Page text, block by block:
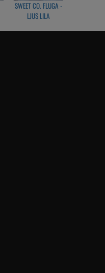
SWEET CO. FLUGA -
LJUS LILA